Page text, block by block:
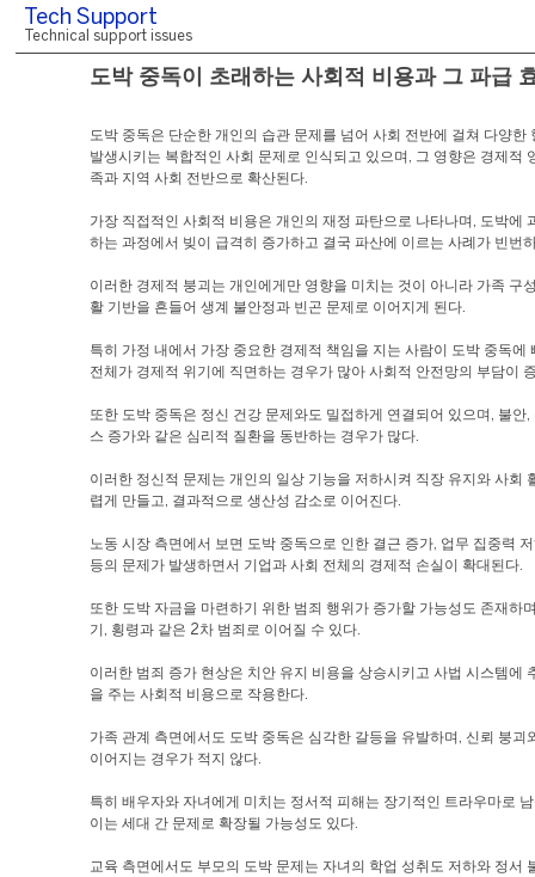
Tech Support
Technical support issues
도박 중독이 초래하는 사회적 비용과 그 파급
도박 중독은 단순한 개인의 습관 문제를 넘어 사회 전반에 걸쳐 다양한
발생시키는 복합적인 사회 문제로 인식되고 있으며, 그 영향은 경제적
족과 지역 사회 전반으로 확산된다.
가장 직접적인 사회적 비용은 개인의 재정 파탄으로 나타나며, 도박에
하는 과정에서 빚이 급격히 증가하고 결국 파산에 이르는 사례가 빈번
이러한 경제적 붕괴는 개인에게만 영향을 미치는 것이 아니라 가족 구
활 기반을 흔들어 생계 불안정과 빈곤 문제로 이어지게 된다.
특히 가정 내에서 가장 중요한 경제적 책임을 지는 사람이 도박 중독에
전체가 경제적 위기에 직면하는 경우가 많아 사회적 안전망의 부담이
또한 도박 중독은 정신 건강 문제와도 밀접하게 연결되어 있으며, 불안,
스 증가와 같은 심리적 질환을 동반하는 경우가 많다.
이러한 정신적 문제는 개인의 일상 기능을 저하시켜 직장 유지와 사회
렵게 만들고, 결과적으로 생산성 감소로 이어진다.
노동 시장 측면에서 보면 도박 중독으로 인한 결근 증가, 업무 집중력
등의 문제가 발생하면서 기업과 사회 전체의 경제적 손실이 확대된다.
또한 도박 자금을 마련하기 위한 범죄 행위가 증가할 가능성도 존재하
기, 횡령과 같은 2차 범죄로 이어질 수 있다.
이러한 범죄 증가 현상은 치안 유지 비용을 상승시키고 사법 시스템에
을 주는 사회적 비용으로 작용한다.
가족 관계 측면에서도 도박 중독은 심각한 갈등을 유발하며, 신뢰 붕괴
이어지는 경우가 적지 않다.
특히 배우자와 자녀에게 미치는 정서적 피해는 장기적인 트라우마로
이는 세대 간 문제로 확장될 가능성도 있다.
교육 측면에서도 부모의 도박 문제는 자녀의 학업 성취도 저하와 정서